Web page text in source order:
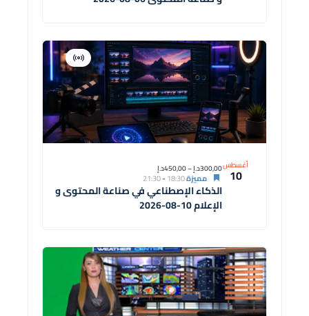
أغسطس
10
الذكاء الإصطناعي في صناعة المحتوى و
الإعلام 10-08-2026
افتراضية
دورة
مميزة18:30
-
21:30
300,00د.إ – 450,00د.إ